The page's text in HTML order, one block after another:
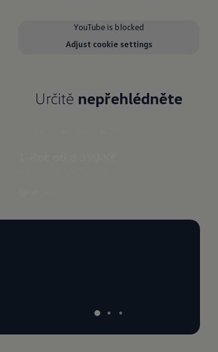
YouTube is blocked
Adjust cookie settings
Určitě nepřehlédněte
-